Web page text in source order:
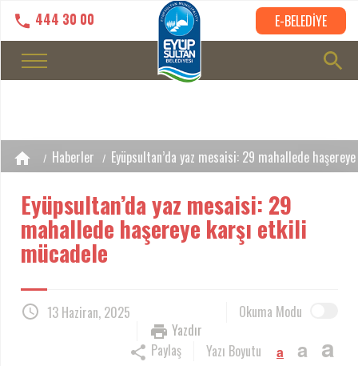
444 30 00 E-BELEDİYE
Haberler Eyüpsultan’da yaz mesaisi: 29 mahallede
Eyüpsultan’da yaz mesaisi: 29
mahallede haşereye karşı etkili
mücadele
13 Haziran, 2025
Okuma Modu
Yazdır
Yazı Boyutu
a a a
Paylaş